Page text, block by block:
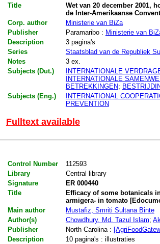
Title
Wet van 20 december 2001,
de Inter-Amerikaanse
Corp. author
Ministerie van BiZa
Publisher
Paramaribo : Ministerie van
Description
3 pagina's
Series
Staatsblad van de Republiek
Notes
3 ex.
Subjects (Dut.)
INTERNATIONALE
INTERNATIONALE
BETREKKINGEN;
Subjects (Eng.)
INTERNATIONAL
PREVENTION
Fulltext available
Control Number
112593
Library
Central library
Signature
ER 000440
Title
Efficacy of some botanicals
armigera- in tomato
Main author
Mustafiz, Smriti Sultana Binte
Author(s)
Chowdhury, Md. Tazul Islam;
Publisher
North Carolina :
Description
10 pagina's : illustraties